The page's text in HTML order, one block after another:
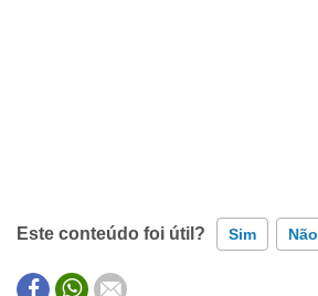
Este conteúdo foi útil? Sim Não